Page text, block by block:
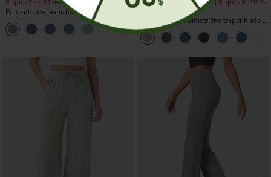
Kupite 2 za 61,54 EUR, 4 za 123,08 EUR
Priložnostne jeans hlače s srednje
visokim pasom, z vrvico v pasu in žepi
Kupite 2, 10 % popusta | Kupite 3, 20 %
Halara Flex™ Asimetrične traper hlače z
nizkim pasom, z zadrgami na žepih,
ohlapnega baggy kroja z širokimi
hlačnicami, oprane, za sproščen videz